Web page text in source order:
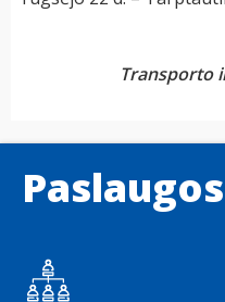
Transporto
Paslaugos